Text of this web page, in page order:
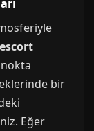
bir
Eğer